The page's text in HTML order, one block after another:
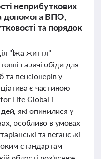
неприбуткових
допомога ВПО,
та порядок
"Їжа життя"
гарячі обіди для
пенсіонерів у
є частиною
Life Global і
які опинилися у
особливо в умовах
та веганські
стандартам